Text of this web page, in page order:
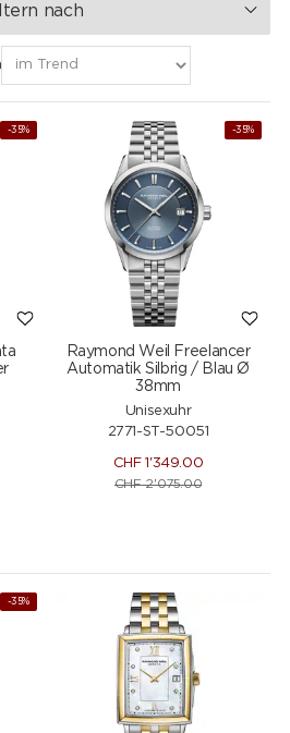
nach
-35% -35%
Raymond Weil Freelancer
Automatik Silbrig / Blau Ø
38mm
Unisexuhr
2771-ST-50051
CHF 1'349.00
CHF2'075.00
-35%